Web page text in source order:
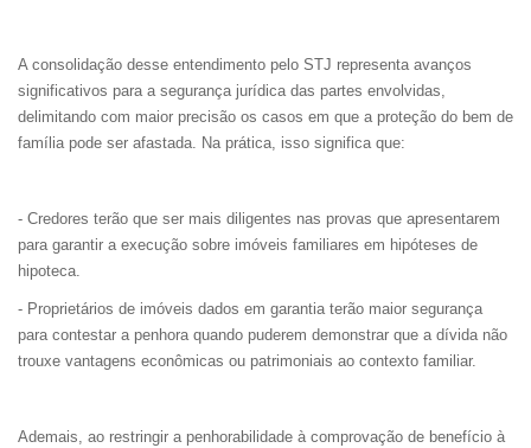
A consolidação desse entendimento pelo STJ representa avanços
significativos para a segurança jurídica das partes envolvidas,
delimitando com maior precisão os casos em que a proteção do bem de
família pode ser afastada. Na prática, isso significa que:
- Credores terão que ser mais diligentes nas provas que apresentarem
para garantir a execução sobre imóveis familiares em hipóteses de
hipoteca.
- Proprietários de imóveis dados em garantia terão maior segurança
para contestar a penhora quando puderem demonstrar que a dívida não
trouxe vantagens econômicas ou patrimoniais ao contexto familiar.
Ademais, ao restringir a penhorabilidade à comprovação de benefício à